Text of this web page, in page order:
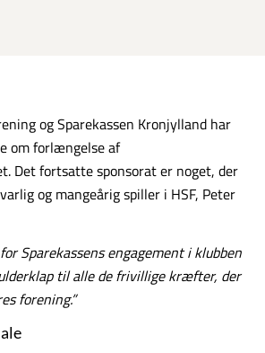
og Sparekassen Kronjylland har
om forlængelse af
Det fortsatte sponsorat er noget, der
og mangeårig spiller i HSF, Peter
Sparekassens engagement i klubben
til alle de frivillige kræfter, der
forening.”